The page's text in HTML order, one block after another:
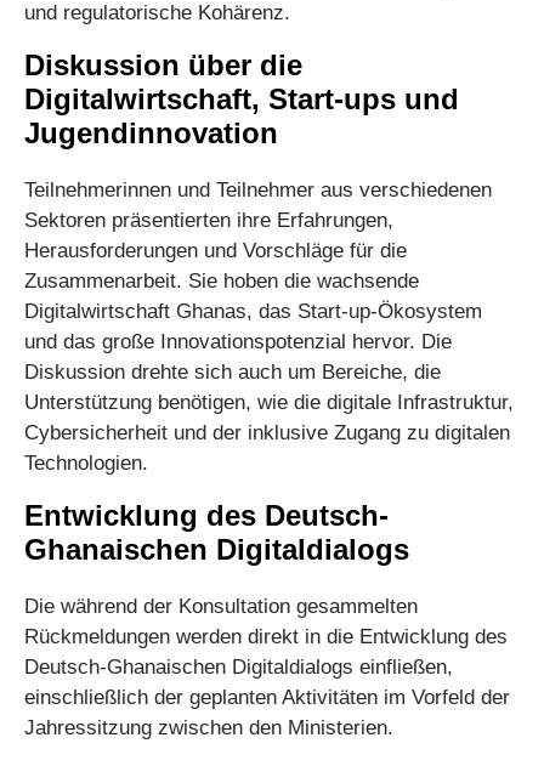
und regulatorische Kohärenz.
Diskussion über die
Digitalwirtschaft, Start-ups und
Jugendinnovation
Teilnehmerinnen und Teilnehmer aus verschiedenen
Sektoren präsentierten ihre Erfahrungen,
Herausforderungen und Vorschläge für die
Zusammenarbeit. Sie hoben die wachsende
Digitalwirtschaft Ghanas, das Start-up-Ökosystem
und das große Innovationspotenzial hervor. Die
Diskussion drehte sich auch um Bereiche, die
Unterstützung benötigen, wie die digitale Infrastruktur,
Cybersicherheit und der inklusive Zugang zu digitalen
Technologien.
Entwicklung des Deutsch-
Ghanaischen Digitaldialogs
Die während der Konsultation gesammelten
Rückmeldungen werden direkt in die Entwicklung des
Deutsch-Ghanaischen Digitaldialogs einfließen,
einschließlich der geplanten Aktivitäten im Vorfeld der
Jahressitzung zwischen den Ministerien.